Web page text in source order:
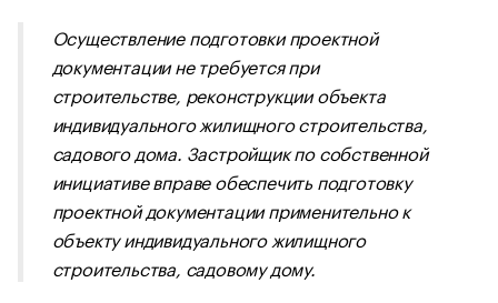
Осуществление подготовки проектной
документации не требуется при
строительстве, реконструкции объекта
индивидуального жилищного строительства,
садового дома. Застройщик по собственной
инициативе вправе обеспечить подготовку
проектной документации применительно к
объекту индивидуального жилищного
строительства, садовому дому.